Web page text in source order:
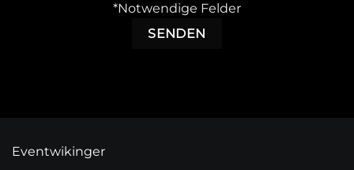
*Notwendige Felder
Eventwikinger